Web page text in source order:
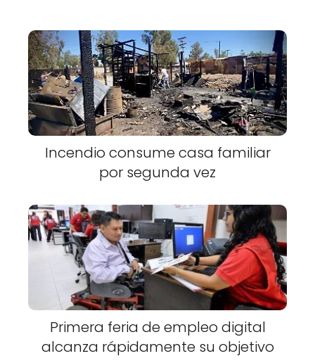
Incendio consume casa familiar
por segunda vez
Primera feria de empleo digital
alcanza rápidamente su objetivo